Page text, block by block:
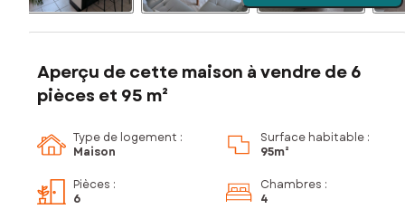
Aperçu de cette maison à vendre de 6
pièces et 95 m²
Type de logement :
Maison
Surface habitable :
95m²
Pièces :
6
Chambres :
4